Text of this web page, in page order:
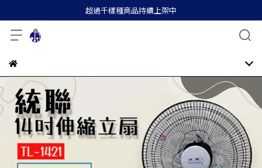
超過千樣種商品持續上架中